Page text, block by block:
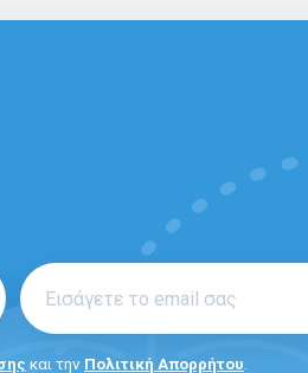
και την Πολιτική Απορρήτου